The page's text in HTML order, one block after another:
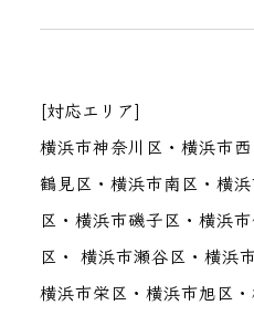
[対応エリア]
横浜市神奈川区・横浜市
鶴見区・横浜市南区・横
区・横浜市磯子区・横浜
区・ 横浜市瀬谷区・横浜
横浜市栄区・横浜市旭区